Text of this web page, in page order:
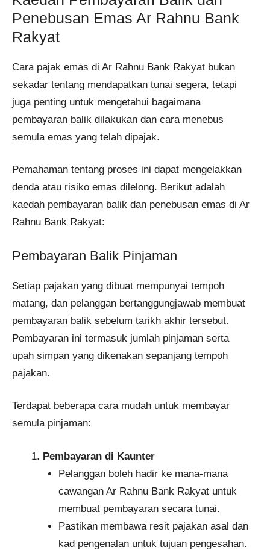
Penebusan Emas Ar Rahnu Bank
Rakyat
Cara pajak emas di Ar Rahnu Bank Rakyat bukan
sekadar tentang mendapatkan tunai segera, tetapi
juga penting untuk mengetahui bagaimana
pembayaran balik dilakukan dan cara menebus
semula emas yang telah dipajak.
Pemahaman tentang proses ini dapat mengelakkan
denda atau risiko emas dilelong. Berikut adalah
kaedah pembayaran balik dan penebusan emas di Ar
Rahnu Bank Rakyat:
Pembayaran Balik Pinjaman
Setiap pajakan yang dibuat mempunyai tempoh
matang, dan pelanggan bertanggungjawab membuat
pembayaran balik sebelum tarikh akhir tersebut.
Pembayaran ini termasuk jumlah pinjaman serta
upah simpan yang dikenakan sepanjang tempoh
pajakan.
Terdapat beberapa cara mudah untuk membayar
semula pinjaman:
Pembayaran di Kaunter
Pelanggan boleh hadir ke mana-mana
cawangan Ar Rahnu Bank Rakyat untuk
membuat pembayaran secara tunai.
Pastikan membawa resit pajakan asal dan
kad pengenalan untuk tujuan pengesahan.